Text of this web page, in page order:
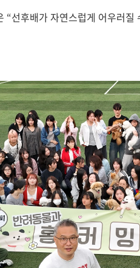
선후배가 자연스럽게 어우러